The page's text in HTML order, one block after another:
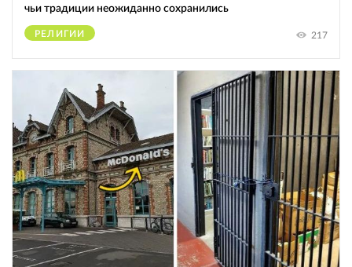
чьи традиции неожиданно сохранились
РЕЛИГИИ 217